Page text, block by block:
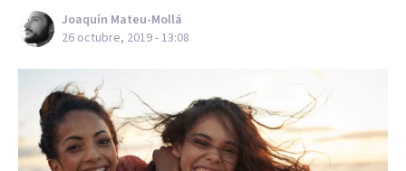
Joaquín Mateu-Mollá
26 octubre, 2019 - 13:08